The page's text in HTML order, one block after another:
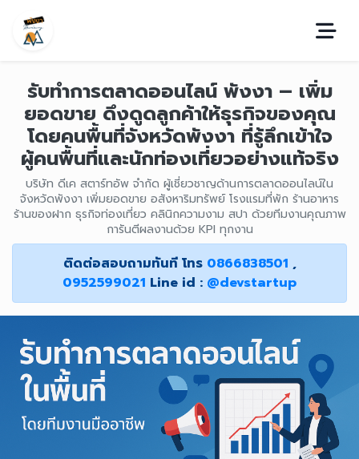
รับทำการตลาดออนไลน์ พังงา – เพิ่ม
ยอดขาย ดึงดูดลูกค้าให้ธุรกิจของคุณ
โดยคนพื้นที่จังหวัดพังงา ที่รู้ลึกเข้าใจ
ผู้คนพื้นที่และนักท่องเที่ยวอย่างแท้จริง
บริษัท ดีเค สตาร์ทอัพ จำกัด ผู้เชี่ยวชาญด้านการตลาดออนไลน์ใน
จังหวัดพังงา เพิ่มยอดขาย อสังหาริมทรัพย์ โรงแรมที่พัก ร้านอาหาร
ร้านของฝาก ธุรกิจท่องเที่ยว คลินิกความงาม สปา ด้วยทีมงานคุณภาพ
การันตีผลงานด้วย KPI ทุกงาน
ติดต่อสอบถามทันที โทร 0866838501 ,
0952599021 Line id : @devstartup